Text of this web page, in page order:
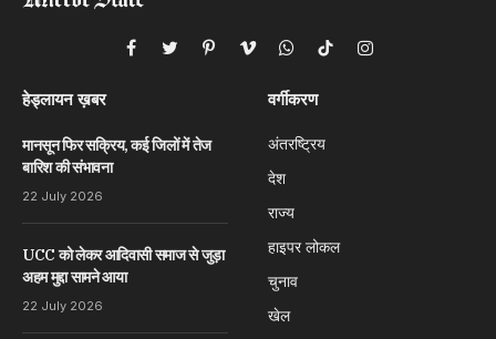
Facebook
Twitter PinterestVimeoWhatsApp
TikTokInstagram
हेड्लायन ख़बर
मानसून फिर सक्रिय, कई जिलों में तेज
बारिश की संभावना
22 July 2026
UCC को लेकर आदिवासी समाज से जुड़ा
अहम मुद्दा सामने आया
22 July 2026
वर्गीकरण
अंतरष्ट्रिय
देश
राज्य
हाइपर लोकल
चुनाव
खेल